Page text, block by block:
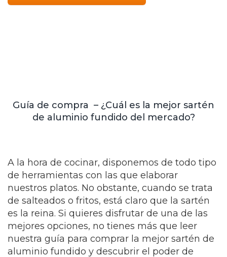
Guía de compra – ¿Cuál es la mejor sartén
de aluminio fundido del mercado?
A la hora de cocinar, disponemos de todo tipo
de herramientas con las que elaborar
nuestros platos. No obstante, cuando se trata
de salteados o fritos, está claro que la sartén
es la reina. Si quieres disfrutar de una de las
mejores opciones, no tienes más que leer
nuestra guía para comprar la mejor sartén de
aluminio fundido y descubrir el poder de